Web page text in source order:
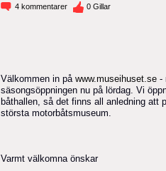
4 kommentarer 0 Gillar
Välkommen in på www.museihuset.se -
säsongsöppningen nu på lördag. Vi
båthallen, så det finns all anledning att
största motorbåtsmuseum.
Varmt välkomna önskar